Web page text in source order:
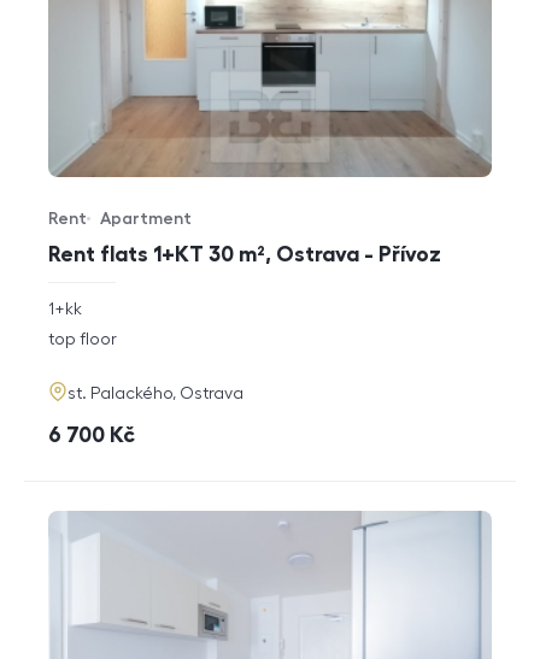
Rent flats 1+KT 30 m², Ostrava - Přívoz
Offer type
Rent
Property type
Apartment
rozměry
disposition
1+kk
funkce
top floor
adresa
st. Palackého, Ostrava
cena
6 700 Kč